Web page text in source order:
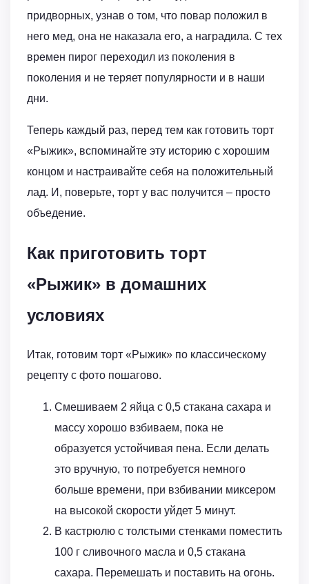
придворных, узнав о том, что повар положил в
него мед, она не наказала его, а наградила. С тех
времен пирог переходил из поколения в
поколения и не теряет популярности и в наши
дни.
Теперь каждый раз, перед тем как готовить торт
«Рыжик», вспоминайте эту историю с хорошим
концом и настраивайте себя на положительный
лад. И, поверьте, торт у вас получится – просто
объедение.
Как приготовить торт
«Рыжик» в домашних
условиях
Итак, готовим торт «Рыжик» по классическому
рецепту с фото пошагово.
Смешиваем 2 яйца с 0,5 стакана сахара и
массу хорошо взбиваем, пока не
образуется устойчивая пена. Если делать
это вручную, то потребуется немного
больше времени, при взбивании миксером
на высокой скорости уйдет 5 минут.
В кастрюлю с толстыми стенками поместить
100 г сливочного масла и 0,5 стакана
сахара. Перемешать и поставить на огонь.